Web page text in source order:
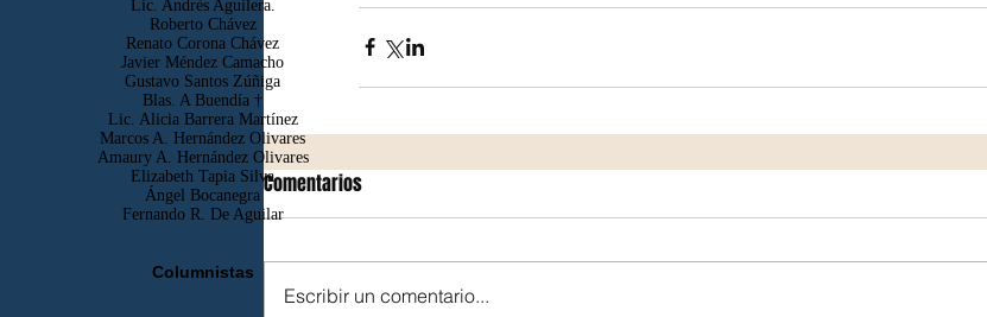
Comentarios
Escribir un comentario...
Lic. Andrés Aguilera.
Roberto Chávez
Renato Corona Chávez
Javier Méndez Camacho
Gustavo Santos Zúñiga
Blas. A Buendía †
​Lic. Alicia Barrera Martínez
Marcos A. Hernández Olivares
Amaury A. Hernández Olivares
Elizabeth Tapia Silva
Ángel Bocanegra
Fernando R. De Aguilar
Columnistas